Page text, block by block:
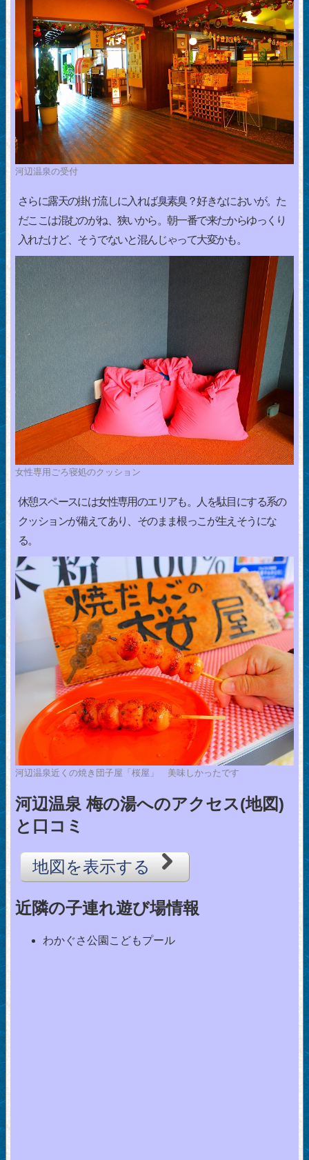
河辺温泉の受付
さらに露天の掛け流しに入れば臭素臭？好きなにおいが。た
だここは混むのがね、狭いから。朝一番で来たからゆっくり
入れたけど、そうでないと混んじゃって大変かも。
女性専用ごろ寝処のクッション
休憩スペースには女性専用のエリアも。人を駄目にする系の
クッションが備えてあり、そのまま根っこが生えそうにな
る。
河辺温泉近くの焼き団子屋「桜屋」 美味しかったです
河辺温泉 梅の湯へのアクセス(地図)
と口コミ
地図を表示する
近隣の子連れ遊び場情報
わかぐさ公園こどもプール